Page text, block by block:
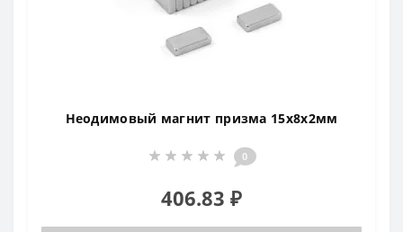
Неодимовый магнит призма 15х8x2мм
0
406.83 ₽